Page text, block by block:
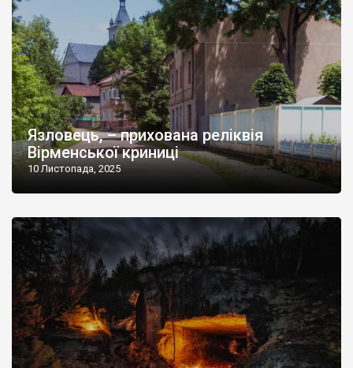
Язловець, – прихована реліквія
Вірменської криниці
10 Листопада, 2025